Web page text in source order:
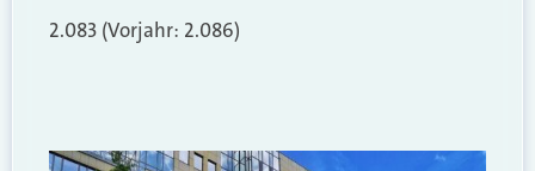
2.083 (Vorjahr: 2.086)